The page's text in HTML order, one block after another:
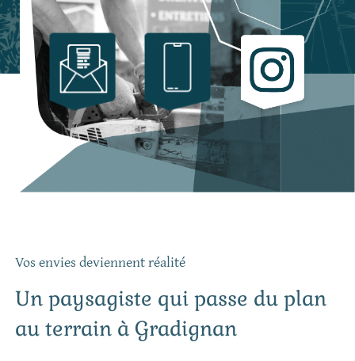
Vos envies deviennent réalité
Un paysagiste qui passe du plan
au terrain à Gradignan